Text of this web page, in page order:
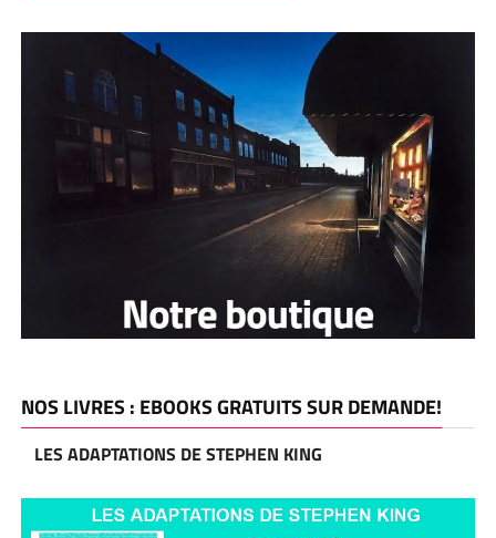
NOS LIVRES : EBOOKS GRATUITS SUR DEMANDE!
LES ADAPTATIONS DE STEPHEN KING